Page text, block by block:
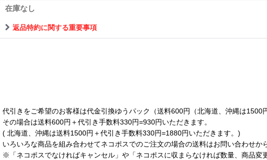
在庫なし
返品特約に関する重要事項
代引きをご希望のお客様は代金引換ゆうパック（送料600円（北海道、沖縄は1500
その場合は送料600円＋代引き手数料330円=930円いただきます。
( 北海道、沖縄は送料1500円＋代引き手数料330円=1880円いただきます。)
いろいろな商品を組み合わせてネコポスでのご注文の場合の送料はお問い合わせか
※「ネコポスでなければキャンセル」や「ネコポスに収まらなければ数量、商品変